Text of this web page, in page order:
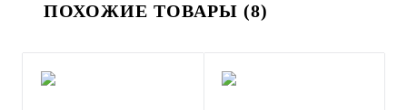
ПОХОЖИЕ ТОВАРЫ (8)